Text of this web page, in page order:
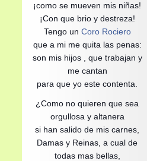
¡como se mueven mis niñas!
¡Con que brio y destreza!
Tengo un Coro Rociero
que a mi me quita las penas:
son mis hijos , que trabajan y
me cantan
para que yo este contenta.
¿Como no quieren que sea
orgullosa y altanera
si han salido de mis carnes,
Damas y Reinas, a cual de
todas mas bellas,